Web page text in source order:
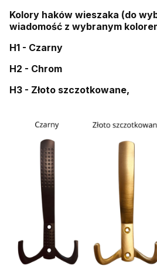
Kolory haków wieszaka (do
wiadomość z wybranym
H1 - Czarny
H2 - Chrom
H3 - Złoto szczotkowane,